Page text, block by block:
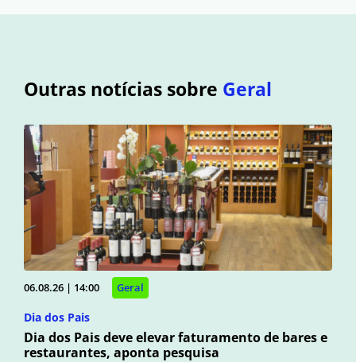
Outras notícias sobre Geral
06.08.26 | 14:00 Geral
Dia dos Pais
Dia dos Pais deve elevar faturamento de bares e
restaurantes, aponta pesquisa